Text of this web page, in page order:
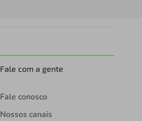
Fale com a gente
Fale conosco
Nossos canais